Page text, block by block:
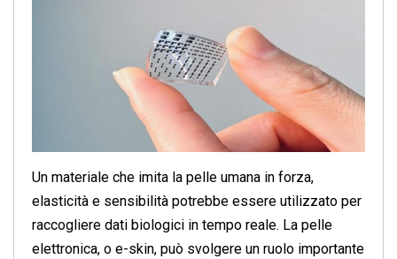
Un materiale che imita la pelle umana in forza,
elasticità e sensibilità potrebbe essere utilizzato per
raccogliere dati biologici in tempo reale. La pelle
elettronica, o e-skin, può svolgere un ruolo importante